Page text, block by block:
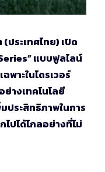
ระเทศไทย) เปิด
แบบฟูลไลน์
พาะในไดรเวอร์
างเทคโนโลยี
ประสิทธิภาพในการ
ปได้ไกลอย่างที่ไม่